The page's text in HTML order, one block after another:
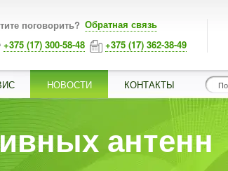
поговорить? Обратная связь
+375 (17) 300-58-48
+375 (17) 362-38-49
НОВОСТИ КОНТАКТЫ
антенн